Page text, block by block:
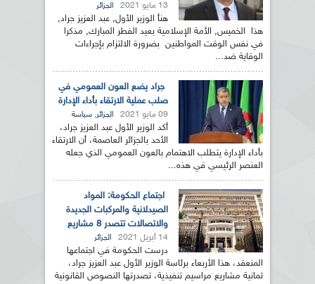
13 مايو 2021 الجزائر
هنأ الوزير الأول, عبد العزيز جراد,
هذا الخميس, الأمة الإسلامية بعيد الفطر المبارك, مذكرا
في نفس الوقت المواطنين بضرورة الالتزام بإجراءات
الوقاية ضد...
جراد يضع العون العمومي في
صلب عملية الارتقاء بأداء الإدارة
09 مايو 2021 الجزائر, سياسة
أكد الوزير الأول عبد العزيز جراد،
الأحد بالجزائر العاصمة، أن الارتقاء
بأداء الإدارة يتطلب الاهتمام بالعون العمومي الذي جعله
العنصر الرئيسي في هذه...
اجتماع الحكومة: المواد
الصيدلانية والمركبات الجديدة
والاتصالات تتصدر 8 مشاريع
14 أبريل 2021 الجزائر
درست الحكومة في اجتماعها
المنعقد، هذا الأربعاء برئاسة الوزير الأول عبد العزيز جراد،
ثمانية مشاريع مراسيم تنفيذية، تصدرتها النصوص القانونية